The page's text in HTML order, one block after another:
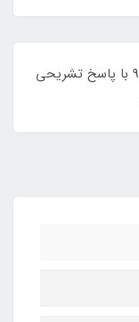
شامل سوالات آزمون دکتری سالهای 90 و 91 با پاسخ تشریحی